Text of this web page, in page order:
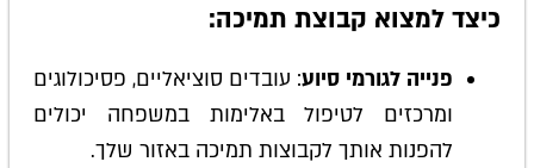
כיצד למצוא קבוצת תמיכה:
פנייה לגורמי סיוע: עובדים סוציאליים, פסיכולוגים
ומרכזים לטיפול באלימות במשפחה יכולים
להפנות אותך לקבוצות תמיכה באזור שלך.